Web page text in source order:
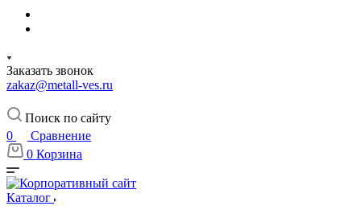
Заказать звонок
zakaz@metall-ves.ru
Поиск по сайту
0
Сравнение
0 Корзина
Каталог